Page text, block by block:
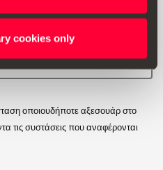
cookies only
οποιουδήποτε αξεσουάρ στο
τις συστάσεις που αναφέρονται